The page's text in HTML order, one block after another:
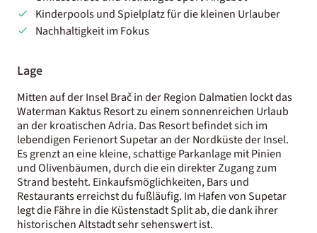
Kinderpools und Spielplatz für die kleinen Urlauber
Nachhaltigkeit im Fokus
Lage
Mitten auf der Insel Brač in der Region Dalmatien lockt das
Waterman Kaktus Resort zu einem sonnenreichen Urlaub
an der kroatischen Adria. Das Resort befindet sich im
lebendigen Ferienort Supetar an der Nordküste der Insel.
Es grenzt an eine kleine, schattige Parkanlage mit Pinien
und Olivenbäumen, durch die ein direkter Zugang zum
Strand besteht. Einkaufsmöglichkeiten, Bars und
Restaurants erreichst du fußläufig. Im Hafen von Supetar
legt die Fähre in die Küstenstadt Split ab, die dank ihrer
historischen Altstadt sehr sehenswert ist.